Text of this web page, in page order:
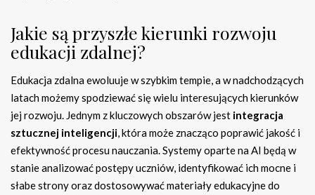
Jakie są przyszłe kierunki rozwoju
edukacji zdalnej?
Edukacja zdalna ewoluuje w szybkim tempie, a w nadchodzących
latach możemy spodziewać się wielu interesujących kierunków
jej rozwoju. Jednym z kluczowych obszarów jest integracja
sztucznej inteligencji, która może znacząco poprawić jakość i
efektywność procesu nauczania. Systemy oparte na AI będą w
stanie analizować postępy uczniów, identyfikować ich mocne i
słabe strony oraz dostosowywać materiały edukacyjne do